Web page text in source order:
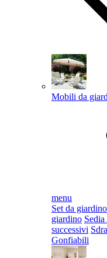
Mobili da
menu
Set da giardino
giardino
successivi
Gonfiabili